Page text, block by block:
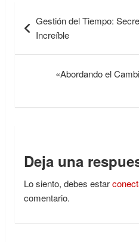
de
entradas
Gestión del Tiempo:
Increíble
«Abordando el
Deja una
Lo siento, debes estar
comentario.